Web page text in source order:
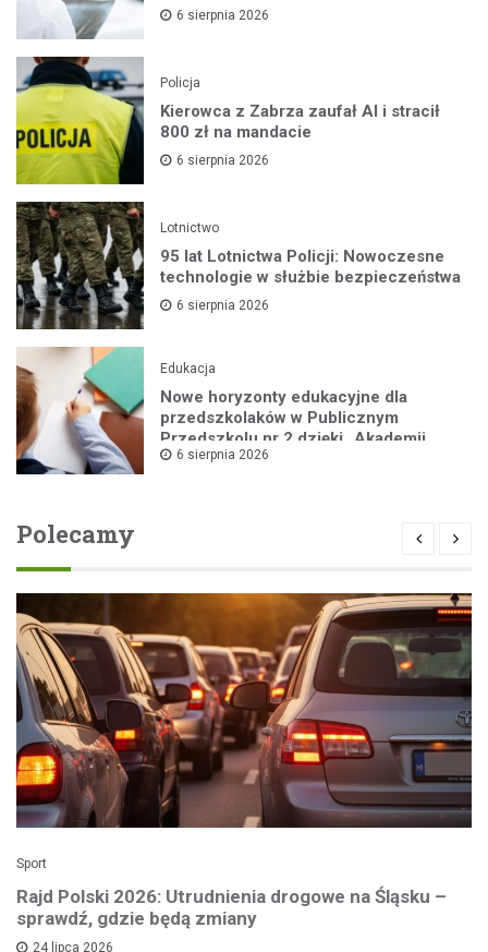
6 sierpnia 2026
Policja
Kierowca z Zabrza zaufał AI i stracił
800 zł na mandacie
6 sierpnia 2026
Lotnictwo
95 lat Lotnictwa Policji: Nowoczesne
technologie w służbie bezpieczeństwa
6 sierpnia 2026
Edukacja
Nowe horyzonty edukacyjne dla
przedszkolaków w Publicznym
Przedszkolu nr 2 dzięki „Akademii
Super Przedszkolaka”
6 sierpnia 2026
Polecamy
Sport
Rajd Polski 2026: Utrudnienia drogowe na Śląsku –
sprawdź, gdzie będą zmiany
24 lipca 2026